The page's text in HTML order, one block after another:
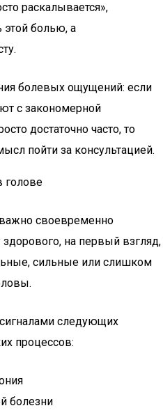
раскалывается»,
этой болью, а
болевых ощущений: если
с закономерной
достаточно часто, то
пойти за консультацией.
голове
своевременно
здорового, на первый взгляд,
сильные или слишком
следующих
процессов:
болезни